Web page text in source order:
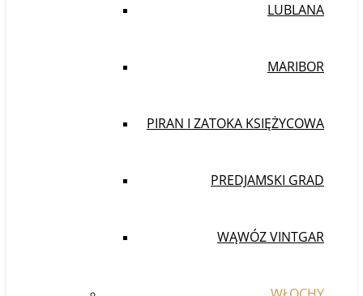
LUBLANA
MARIBOR
PIRAN I ZATOKA KSIĘŻYCOWA
PREDJAMSKI GRAD
WĄWÓZ VINTGAR